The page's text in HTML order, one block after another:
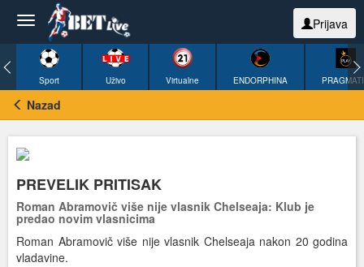
Prijava
Sport Uživo Virtualne ENDORPHINA
Nazad
PREVELIK PRITISAK
Roman Abramovič više nije vlasnik Chelseaja: Klub je
predao novim vlasnicima
Roman Abramovič više nije vlasnik Chelseaja nakon 20 godina
vladavine.